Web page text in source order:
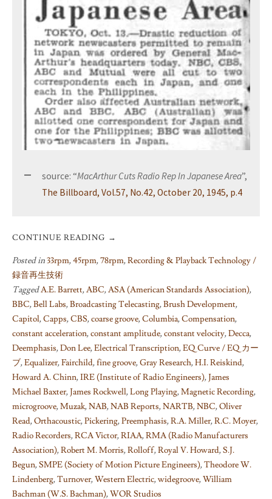
source: “MacArthur Cuts Radio Rep In Japanese Area”,
The Billboard, Vol.57, No.42, October 20, 1945, p.4
CONTINUE READING →
Posted in33rpm,45rpm,78rpm,Recording & Playback Technology /
録音再生技術
TaggedA.E. Barrett,ABC,ASA (American Standards Association),
BBC,Bell Labs,Broadcasting Telecasting,Brush Development,
Capitol,Capps,CBS,coarse groove,Columbia,Compensation,
constant acceleration,constant amplitude,constant velocity,Decca,
Deemphasis,Don Lee,Electrical Transcription,EQ Curve / EQ カー
ブ,Equalizer,Fairchild,fine groove,Gray Research,H.I. Reiskind,
Howard A. Chinn,IRE (Institute of Radio Engineers),James
Michael Baxter,James Rockwell,Long Playing,Magnetic Recording,
microgroove,Muzak,NAB,NAB Reports,NARTB,NBC,Oliver
Read,Orthacoustic,Pickering,Preemphasis,R.A. Miller,R.C. Moyer,
Radio Recorders,RCA Victor,RIAA,RMA (Radio Manufacturers
Association),Robert M. Morris,Rolloff,Royal V. Howard,S.J.
Begun,SMPE (Society of Motion Picture Engineers),Theodore W.
Lindenberg,Turnover,Western Electric,widegroove,William
Bachman (W.S. Bachman),WOR Studios